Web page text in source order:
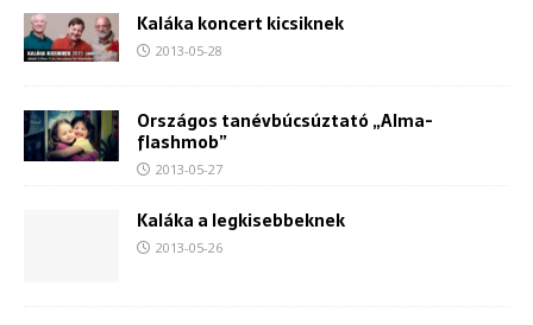
Kaláka koncert kicsiknek
2013-05-28
Országos tanévbúcsúztató „Alma-
flashmob”
2013-05-27
Kaláka a legkisebbeknek
2013-05-26